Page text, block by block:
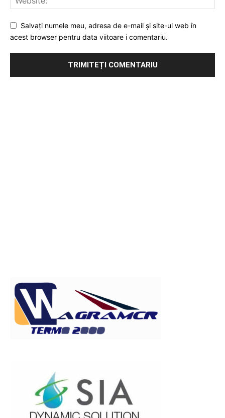
Salvați numele meu, adresa de e-mail și site-ul web în
acest browser pentru data viitoare i comentariu.